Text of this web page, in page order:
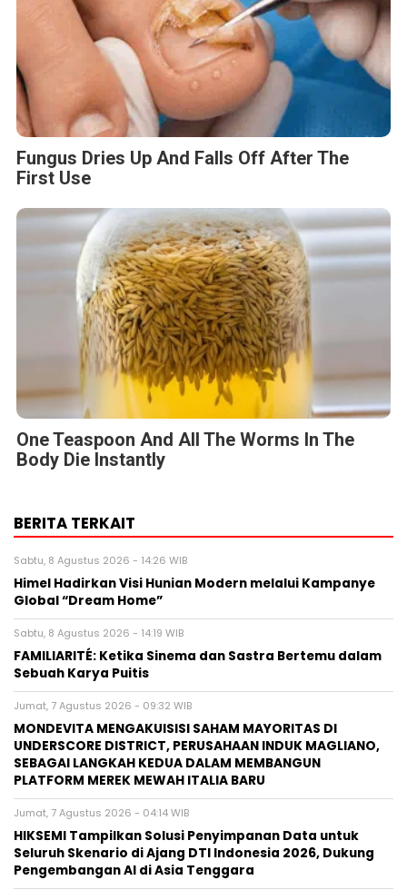
Fungus Dries Up And Falls Off After The
First Use
One Teaspoon And All The Worms In The
Body Die Instantly
BERITA TERKAIT
Sabtu, 8 Agustus 2026 - 14:26 WIB
Himel Hadirkan Visi Hunian Modern melalui Kampanye
Global “Dream Home”
Sabtu, 8 Agustus 2026 - 14:19 WIB
FAMILIARITÉ: Ketika Sinema dan Sastra Bertemu dalam
Sebuah Karya Puitis
Jumat, 7 Agustus 2026 - 09:32 WIB
MONDEVITA MENGAKUISISI SAHAM MAYORITAS DI
UNDERSCORE DISTRICT, PERUSAHAAN INDUK MAGLIANO,
SEBAGAI LANGKAH KEDUA DALAM MEMBANGUN
PLATFORM MEREK MEWAH ITALIA BARU
Jumat, 7 Agustus 2026 - 04:14 WIB
HIKSEMI Tampilkan Solusi Penyimpanan Data untuk
Seluruh Skenario di Ajang DTI Indonesia 2026, Dukung
Pengembangan AI di Asia Tenggara